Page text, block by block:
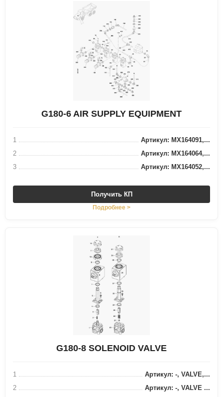
G180-6 AIR SUPPLY EQUIPMENT
1
Артикул: MX164091,...
2
Артикул: MX164064,...
3
Артикул: MX164052,...
Получить КП
Подробнее >
G180-8 SOLENOID VALVE
1
Артикул: -, VALVE,...
2
Артикул: -, VALVE ...